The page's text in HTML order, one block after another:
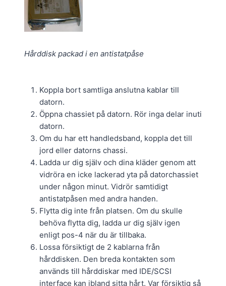
Hårddisk packad i en antistatpåse
Koppla bort samtliga anslutna kablar till
datorn.
Öppna chassiet på datorn. Rör inga delar inuti
datorn.
Om du har ett handledsband, koppla det till
jord eller datorns chassi.
Ladda ur dig själv och dina kläder genom att
vidröra en icke lackerad yta på datorchassiet
under någon minut. Vidrör samtidigt
antistatpåsen med andra handen.
Flytta dig inte från platsen. Om du skulle
behöva flytta dig, ladda ur dig själv igen
enligt pos-4 när du är tillbaka.
Lossa försiktigt de 2 kablarna från
hårddisken. Den breda kontakten som
används till hårddiskar med IDE/SCSI
interface kan ibland sitta hårt. Var försiktig så